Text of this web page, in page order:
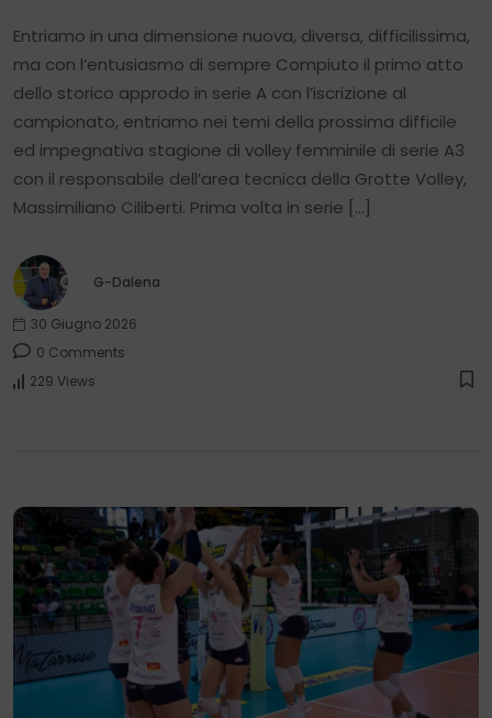
Entriamo in una dimensione nuova, diversa, difficilissima,
ma con l’entusiasmo di sempre Compiuto il primo atto
dello storico approdo in serie A con l’iscrizione al
campionato, entriamo nei temi della prossima difficile
ed impegnativa stagione di volley femminile di serie A3
con il responsabile dell’area tecnica della Grotte Volley,
Massimiliano Ciliberti. Prima volta in serie […]
G-Dalena
30 Giugno 2026
0 Comments
229 Views